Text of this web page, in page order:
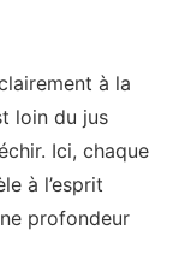
à la
loin du jus
Ici, chaque
à l’esprit
profondeur